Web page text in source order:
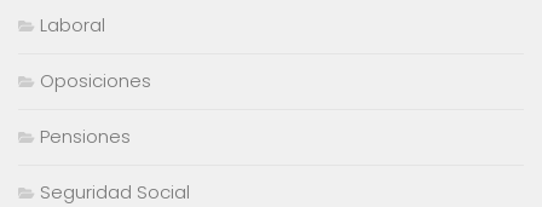
Laboral
Oposiciones
Pensiones
Seguridad Social